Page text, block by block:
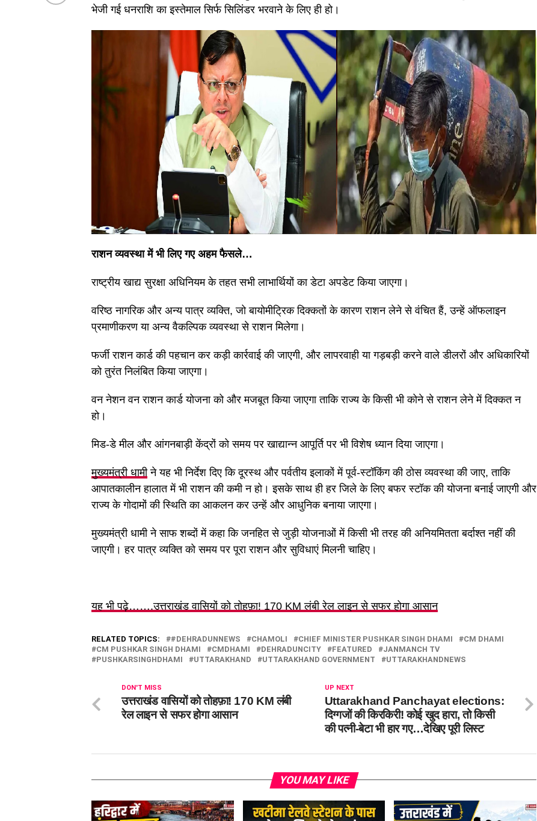
भेजी गई धनराशि का इस्तेमाल सिर्फ सिलिंडर भरवाने के लिए ही हो।
राशन व्यवस्था में भी लिए गए अहम फैसले…
राष्ट्रीय खाद्य सुरक्षा अधिनियम के तहत सभी लाभार्थियों का डेटा अपडेट किया जाएगा।
वरिष्ठ नागरिक और अन्य पात्र व्यक्ति, जो बायोमीट्रिक दिक्कतों के कारण राशन लेने से वंचित हैं, उन्हें ऑफलाइन
प्रमाणीकरण या अन्य वैकल्पिक व्यवस्था से राशन मिलेगा।
फर्जी राशन कार्ड की पहचान कर कड़ी कार्रवाई की जाएगी, और लापरवाही या गड़बड़ी करने वाले डीलरों और अधिकारियों
को तुरंत निलंबित किया जाएगा।
वन नेशन वन राशन कार्ड योजना को और मजबूत किया जाएगा ताकि राज्य के किसी भी कोने से राशन लेने में दिक्कत न
हो।
मिड-डे मील और आंगनबाड़ी केंद्रों को समय पर खाद्यान्न आपूर्ति पर भी विशेष ध्यान दिया जाएगा।
मुख्यमंत्री धामीने यह भी निर्देश दिए कि दूरस्थ और पर्वतीय इलाकों में पूर्व-स्टॉकिंग की ठोस व्यवस्था की जाए, ताकि
आपातकालीन हालात में भी राशन की कमी न हो। इसके साथ ही हर जिले के लिए बफर स्टॉक की योजना बनाई जाएगी और
राज्य के गोदामों की स्थिति का आकलन कर उन्हें और आधुनिक बनाया जाएगा।
मुख्यमंत्री धामी ने साफ शब्दों में कहा कि जनहित से जुड़ी योजनाओं में किसी भी तरह की अनियमितता बर्दाश्त नहीं की
जाएगी। हर पात्र व्यक्ति को समय पर पूरा राशन और सुविधाएं मिलनी चाहिए।
यह भी पढ़े…….उत्तराखंड वासियों को तोहफ़ा! 170 KM लंबी रेल लाइन से सफर होगा आसान
RELATED TOPICS: #DEHRADUNNEWS CHAMOLI CHIEF MINISTER PUSHKAR SINGH DHAMI
CM DHAMI
CM PUSHKAR SINGH DHAMI
CMDHAMI DEHRADUNCITY FEATURED
JANMANCH TV
PUSHKARSINGHDHAMI
UTTARAKHAND UTTARAKHAND GOVERNMENT UTTARAKHANDNEWS
UP NEXT
Uttarakhand Panchayat elections:
दिग्गजों की किरकिरी! कोई खुद हारा, तो किसी
की पत्नी-बेटा भी हार गए…देखिए पूरी लिस्ट
DON'T MISS
उत्तराखंड वासियों को तोहफ़ा! 170 KM लंबी
रेल लाइन से सफर होगा आसान
YOU MAY LIKE